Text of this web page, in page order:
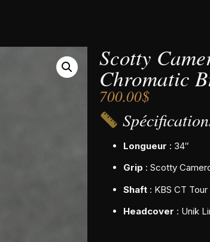
Scotty
Chromatic
700.00$
Longueur : 34″
Grip : Scotty
Shaft : KBS CT Tour
Headcover : Unik